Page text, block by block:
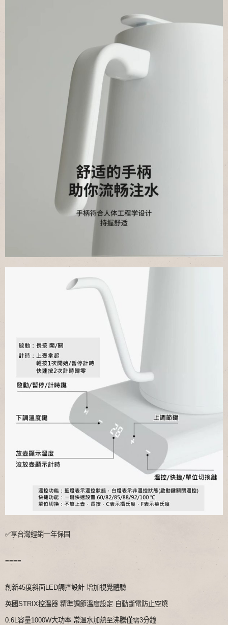
✅享台灣經銷一年保固
====
創新45度斜面LED觸控設計 增加視覺體驗
英國STRIX控溫器 精準調節溫度設定 自動斷電防止空燒
0.6L容量1000W大功率 常溫水加熱至沸騰僅需3分鐘